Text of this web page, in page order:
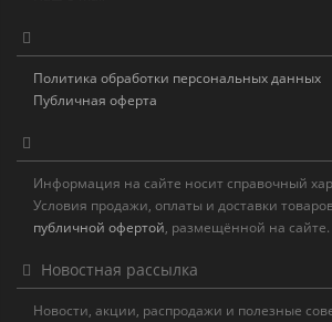
Политика обработки персональных данных
Публичная оферта
Информация на сайте носит справочный
Условия продажи, оплаты и доставки
публичной офертой, размещённой на сайте.
Новостная рассылка
Новости, акции, распродажи и полезные